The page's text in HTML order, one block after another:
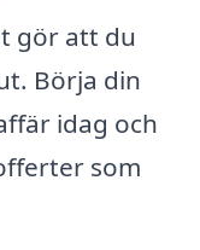
gör att du
Börja din
idag och
som